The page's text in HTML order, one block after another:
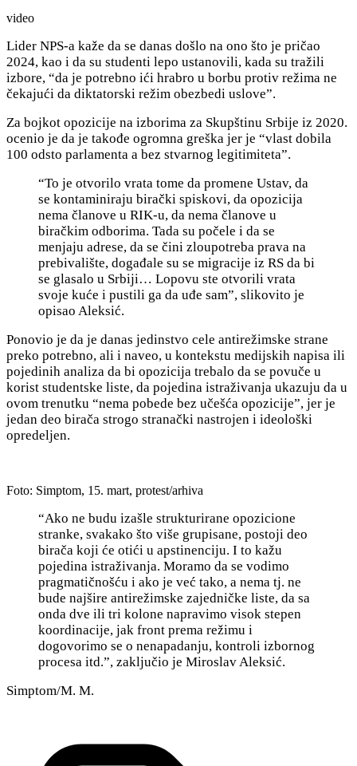
video
Lider NPS-a kaže da se danas došlo na ono što je pričao
2024, kao i da su studenti lepo ustanovili, kada su tražili
izbore, “da je potrebno ići hrabro u borbu protiv režima ne
čekajući da diktatorski režim obezbedi uslove”.
Za bojkot opozicije na izborima za Skupštinu Srbije iz 2020.
ocenio je da je takođe ogromna greška jer je “vlast dobila
100 odsto parlamenta a bez stvarnog legitimiteta”.
“To je otvorilo vrata tome da promene Ustav, da
se kontaminiraju birački spiskovi, da opozicija
nema članove u RIK-u, da nema članove u
biračkim odborima. Tada su počele i da se
menjaju adrese, da se čini zloupotreba prava na
prebivalište, događale su se migracije iz RS da bi
se glasalo u Srbiji… Lopovu ste otvorili vrata
svoje kuće i pustili ga da uđe sam”, slikovito je
opisao Aleksić.
Ponovio je da je danas jedinstvo cele antirežimske strane
preko potrebno, ali i naveo, u kontekstu medijskih napisa ili
pojedinih analiza da bi opozicija trebalo da se povuče u
korist studentske liste, da pojedina istraživanja ukazuju da u
ovom trenutku “nema pobede bez učešća opozicije”, jer je
jedan deo birača strogo stranački nastrojen i ideološki
opredeljen.
Foto: Simptom, 15. mart, protest/arhiva
“Ako ne budu izašle strukturirane opozicione
stranke, svakako što više grupisane, postoji deo
birača koji će otići u apstinenciju. I to kažu
pojedina istraživanja. Moramo da se vodimo
pragmatičnošću i ako je već tako, a nema tj. ne
bude najšire antirežimske zajedničke liste, da sa
onda dve ili tri kolone napravimo visok stepen
koordinacije, jak front prema režimu i
dogovorimo se o nenapadanju, kontroli izbornog
procesa itd.”, zaključio je Miroslav Aleksić.
Simptom/M. M.